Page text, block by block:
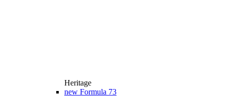
Heritage
new Formula 73